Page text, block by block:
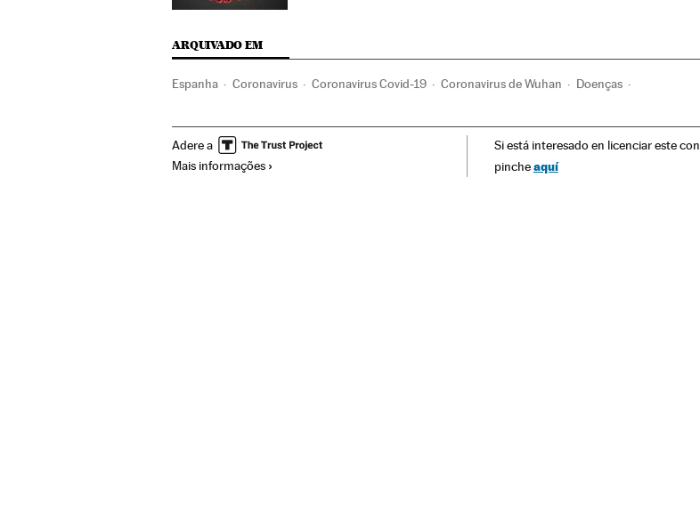
ARQUIVADO EM
Espanha Coronavirus Coronavirus Covid-19 Coronavirus de Wuhan Doenças
Adere a
Mais informações
Si está interesado en licenciar este
pincheaquí